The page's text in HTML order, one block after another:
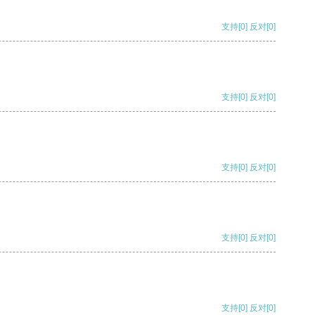
支持[0] 反对[0]
支持[0] 反对[0]
支持[0] 反对[0]
支持[0] 反对[0]
支持[0] 反对[0]